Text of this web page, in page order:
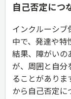
自己否定につ
インクルーシ
中で、発達や特
結果、障がいの
が、周囲と自分
ることがあり
から自己否定に